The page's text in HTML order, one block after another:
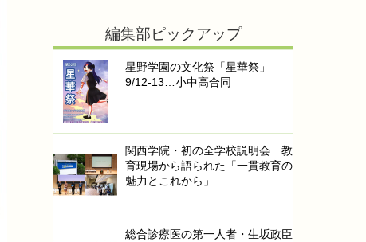
編集部ピックアップ
星野学園の文化祭「星華祭」
9/12-13…小中高合同
関西学院・初の全学校説明会…教
育現場から語られた「一貫教育の
魅力とこれから」
総合診療医の第一人者・生坂政臣